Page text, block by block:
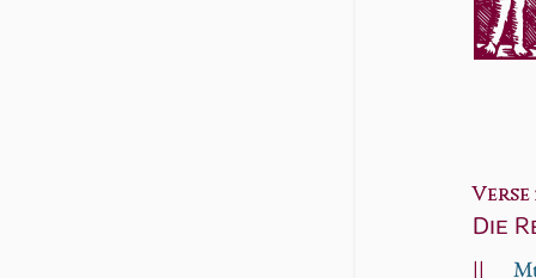
Verse
Die
||